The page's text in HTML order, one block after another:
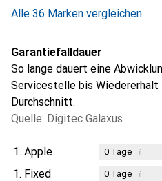
Alle 36 Marken vergleichen
Garantiefalldauer
So lange dauert eine
Servicestelle bis
Durchschnitt.
Quelle: Digitec Galaxus
1. Apple 0Tage i
1. Fixed 0Tage i